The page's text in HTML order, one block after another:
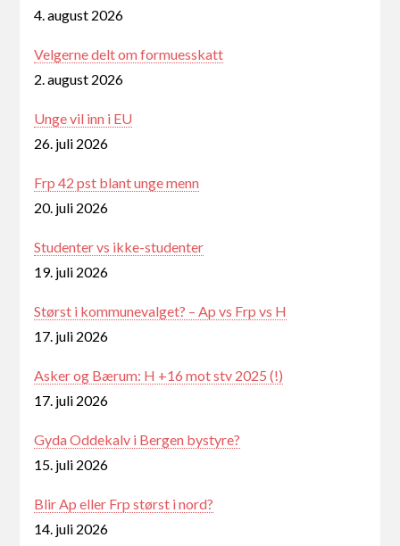
4. august 2026
Velgerne delt om formuesskatt
2. august 2026
Unge vil inn i EU
26. juli 2026
Frp 42 pst blant unge menn
20. juli 2026
Studenter vs ikke-studenter
19. juli 2026
Størst i kommunevalget? – Ap vs Frp vs H
17. juli 2026
Asker og Bærum: H +16 mot stv 2025 (!)
17. juli 2026
Gyda Oddekalv i Bergen bystyre?
15. juli 2026
Blir Ap eller Frp størst i nord?
14. juli 2026